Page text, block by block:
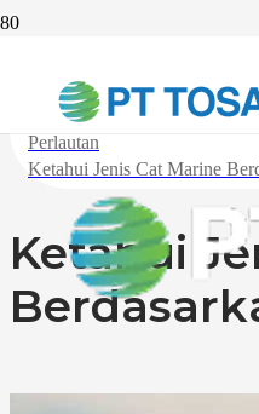
Beranda
Industri
Perlautan
Ketahui Jenis Cat Marine
Ketahui